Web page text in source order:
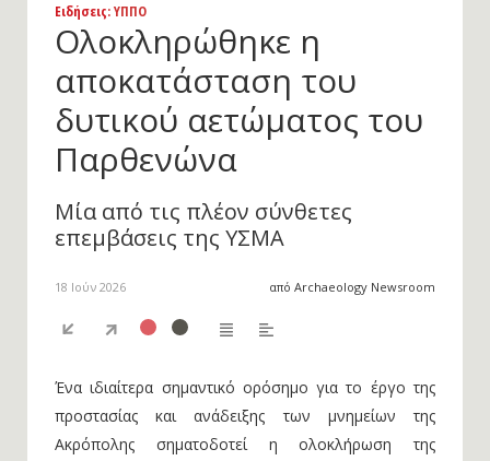
Ειδήσεις: ΥΠΠΟ
Ολοκληρώθηκε η
αποκατάσταση του
δυτικού αετώματος του
Παρθενώνα
Μία από τις πλέον σύνθετες
επεμβάσεις της ΥΣΜΑ
18 Ιούν 2026 από Archaeology Newsroom
Ένα ιδιαίτερα σημαντικό ορόσημο για το έργο της
προστασίας και ανάδειξης των μνημείων της
Ακρόπολης σηματοδοτεί η ολοκλήρωση της